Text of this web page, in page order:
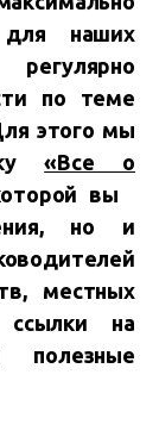
для наших
по теме
этого мы
«Все о
вы
но и
местных
на
полезные